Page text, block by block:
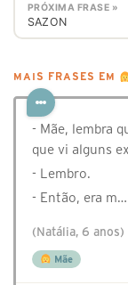
PRÓXIMA FRASE »
SAZON
MAIS FRASES EM
- Mãe, lembra
que vi alguns
- Lembro.
- Então, era m…
(Natália, 6 anos)
Mãe